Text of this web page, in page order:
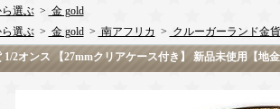
選ぶ> 金 gold
選ぶ> 金 gold> 南アフリカ > クルーガーランド金貨
2オンス 【27mmクリアケース付き】 新品未使用【地金